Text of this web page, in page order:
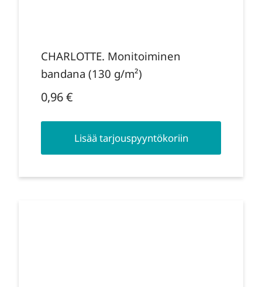
CHARLOTTE. Monitoiminen
bandana (130 g/m²)
0,96€
Lisää tarjouspyyntökoriin